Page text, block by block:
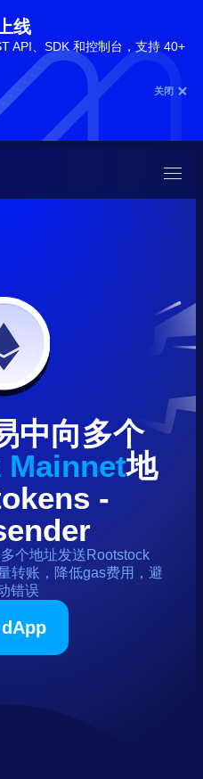
线
API、SDK 和控制台，支持 40+
关闭
中向多个
地
-
个地址发送 Rootstock
转账，降低gas费用，避
错误